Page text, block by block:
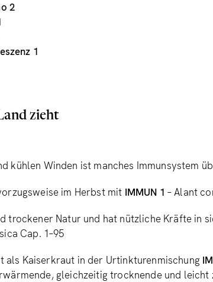
2
1
zieht
kühlen Winden ist manches Immunsystem
im Herbst mit IMMUN 1 – Alant
trockener Natur und hat nützliche Kräfte in
Cap. 1–95
als Kaiserkraut in der Urtinkturenmischung
gleichzeitig trocknende und leicht